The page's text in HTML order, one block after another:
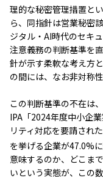
理的な秘密管理措置と
ら、同指針は営業秘密
ジタル・AI時代のセキ
注意義務の判断基準を
針が示す柔軟な考え方
の間には、なお非対称
この判断基準の不在は
IPA「2024年度中小企
リティ対応を要請され
を挙げる企業が47.0%
意味するのか、どこま
いという実態が、この